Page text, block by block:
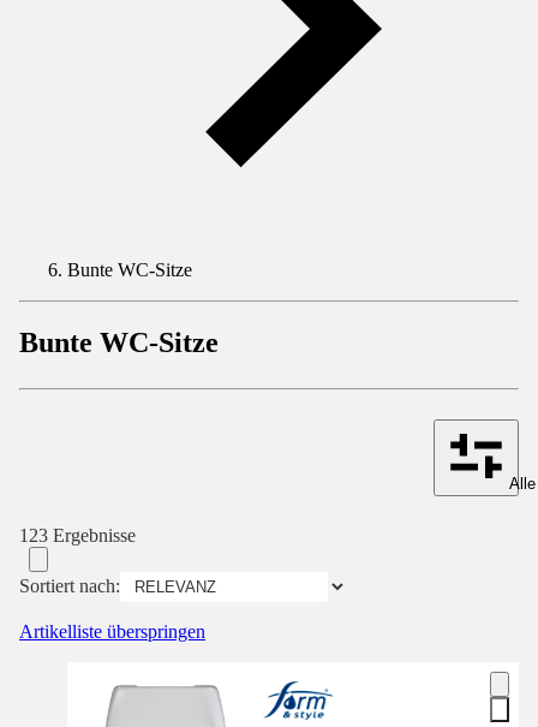
Bunte WC-Sitze
Bunte WC-Sitze
123 Ergebnisse
Sortiert nach:
Artikelliste überspringen